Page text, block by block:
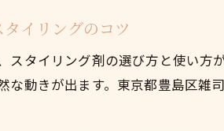
前髪
長持
イリングのコツ
スタイリング剤の選び方と使い
な動きが出ます。東京都豊島区